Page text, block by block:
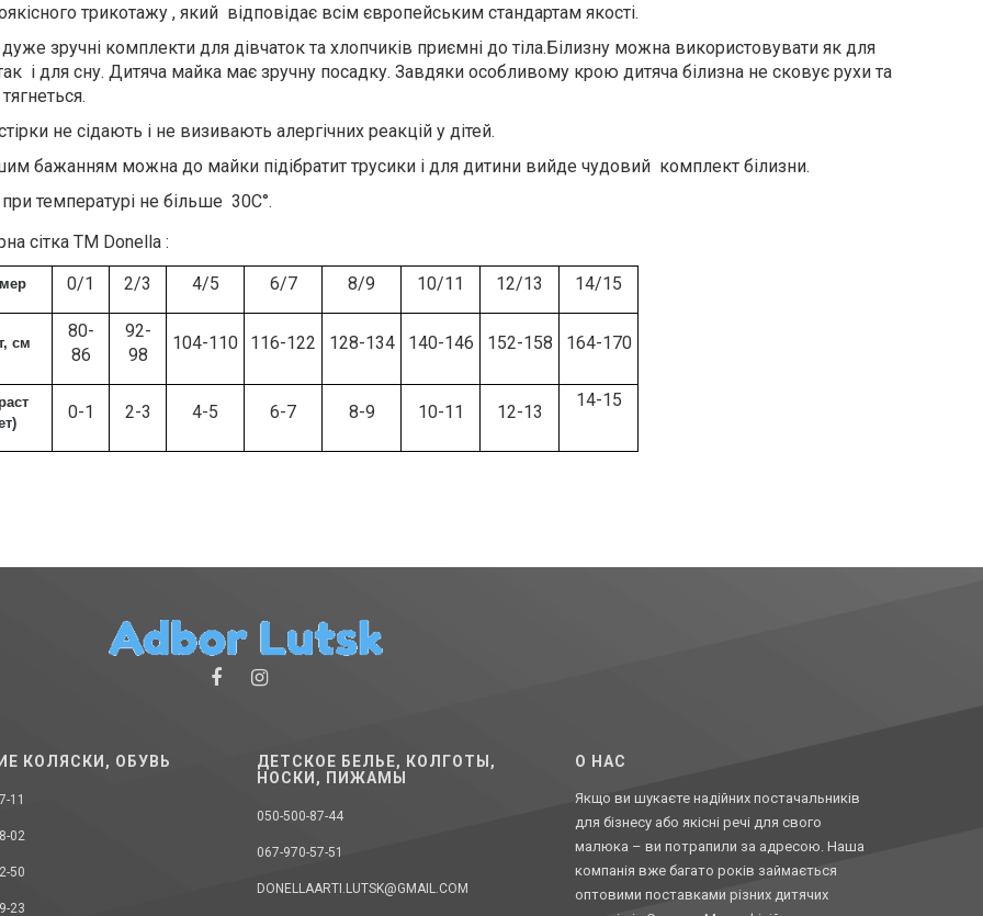
трикотажу , який відповідає всім європейським стандартам якості.
дуже зручні комплекти для дівчаток та хлопчиків приємні до тіла.Білизну можна використовувати як для
і для сну. Дитяча майка має зручну посадку. Завдяки особливому крою дитяча білизна не сковує рухи та
не сідають і не визивають алергічних реакцій у дітей.
бажанням можна до майки підібратит трусики і для дитини вийде чудовий комплект білизни.
температурі не більше 30С°.
сітка ТМ Donella :
0/1 2/3 4/5 6/7 8/9 10/11 12/13 14/15
см
80-
86
92-
98
104-110 116-122 128-134 140-146 152-158 164-170
0-1 2-3 4-5 6-7 8-9 10-11 12-13
14-15
КОЛЯСКИ, ОБУВЬ
11
02
50
23
ДЕТСКОЕ БЕЛЬЕ, КОЛГОТЫ,
НОСКИ, ПИЖАМЫ
050-500-87-44
067-970-57-51
DONELLAARTI.LUTSK@GMAIL.COM
O НАС
Якщо ви шукаєте надійних постачальників
для бізнесу або якісні речі для свого
малюка – ви потрапили за адресою. Наша
компанія вже багато років займається
оптовими поставками різних дитячих